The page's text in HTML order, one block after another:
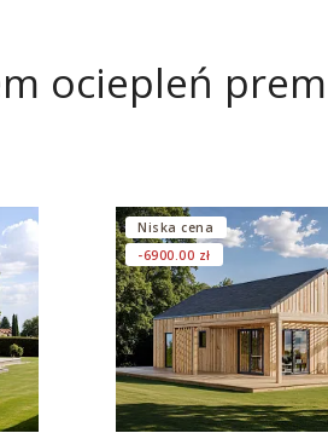
ociepleń
Niska cena
-6900.00 zł